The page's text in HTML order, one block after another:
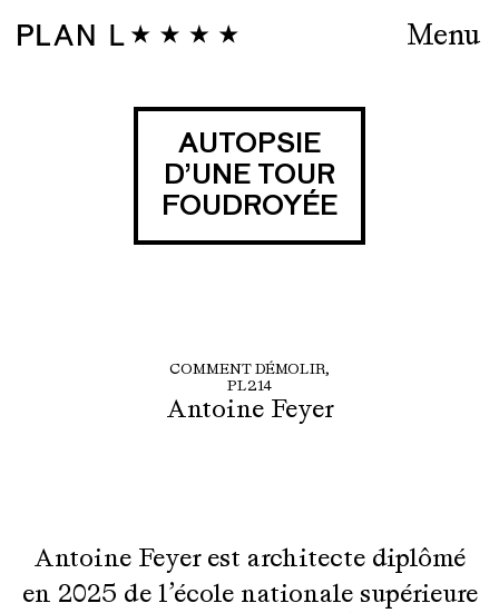
Menu
AUTOPSIE
D’UNE TOUR
FOUDROYÉE
COMMENT DÉMOLIR,
PL214
Antoine Feyer
Antoine Feyer est architecte diplômé
en 2025 de l’école nationale supérieure